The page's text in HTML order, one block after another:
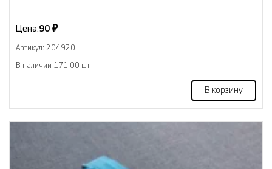
Цена:90 ₽
Артикул: 204920
В наличии 171.00 шт
В корзину